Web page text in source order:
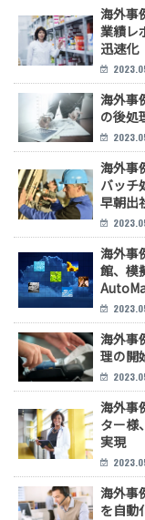
海外事
業績レ
迅速化
海外事
の後処
海外事
バッチ
早朝出
海外事
館、模
海外事
理の開
海外事
ター様
実現
海外事
を自動